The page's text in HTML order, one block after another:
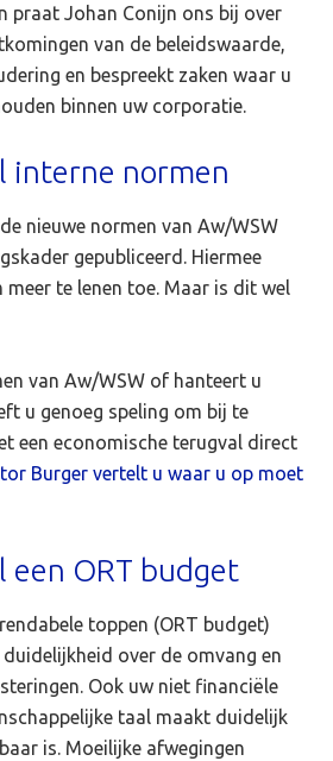
praat Johan Conijn ons bij over
van de beleidswaarde,
en bespreekt zaken waar u
binnen uw corporatie.
interne normen
nieuwe normen van Aw/WSW
gepubliceerd. Hiermee
te lenen toe. Maar is dit wel
van Aw/WSW of hanteert u
u genoeg speling om bij te
een economische terugval direct
Burger vertelt u waar u op moet
een ORT budget
toppen (ORT budget)
over de omvang en
Ook uw niet financiële
taal maakt duidelijk
is. Moeilijke afwegingen